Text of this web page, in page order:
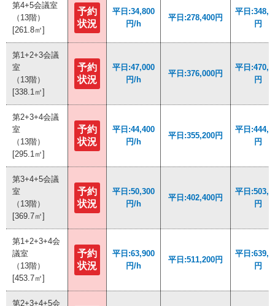
第4+5会議室
（13階）
[261.8㎡]
予約
状況
平日:34,800
円/h
平日:278,400円
平日
円
第1+2+3会議
室
（13階）
[338.1㎡]
予約
状況
平日:47,000
円/h
平日:376,000円
平日
円
第2+3+4会議
室
（13階）
[295.1㎡]
予約
状況
平日:44,400
円/h
平日:355,200円
平日
円
第3+4+5会議
室
（13階）
[369.7㎡]
予約
状況
平日:50,300
円/h
平日:402,400円
平日
円
第1+2+3+4会
議室
（13階）
[453.7㎡]
予約
状況
平日:63,900
円/h
平日:511,200円
平日
円
第2+3+4+5会
第4+5会議室
（13階）
[261.8㎡]
予約
状況
平日:34,800
円/h
平日:278,400円
平日
円
第1+2+3会議
室
（13階）
[338.1㎡]
予約
状況
平日:47,000
円/h
平日:376,000円
平日
円
第2+3+4会議
室
（13階）
[295.1㎡]
予約
状況
平日:44,400
円/h
平日:355,200円
平日
円
第3+4+5会議
室
（13階）
[369.7㎡]
予約
状況
平日:50,300
円/h
平日:402,400円
平日
円
第1+2+3+4会
議室
（13階）
[453.7㎡]
予約
状況
平日:63,900
円/h
平日:511,200円
平日
円
第2+3+4+5会